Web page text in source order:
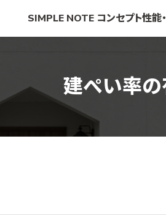
SIMPLE NOTE コンセプト性能
建ぺい率